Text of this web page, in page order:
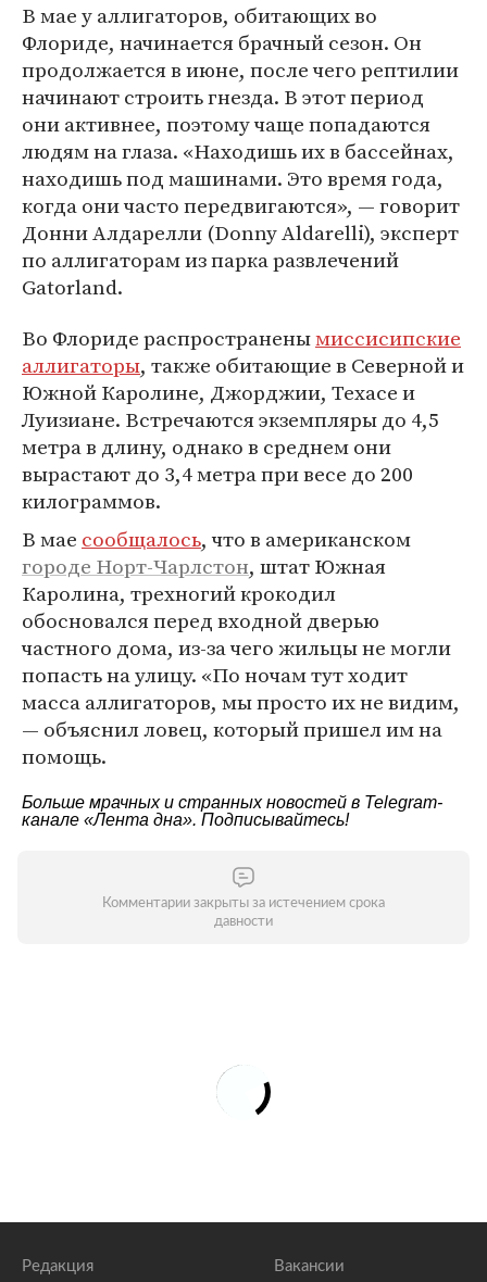
В мае у аллигаторов, обитающих во
Флориде, начинается брачный сезон. Он
продолжается в июне, после чего рептилии
начинают строить гнезда. В этот период
они активнее, поэтому чаще попадаются
людям на глаза. «Находишь их в бассейнах,
находишь под машинами. Это время года,
когда они часто передвигаются», — говорит
Донни Алдарелли (Donny Aldarelli), эксперт
по аллигаторам из парка развлечений
Gatorland.
Во Флориде распространенымиссисипские
аллигаторы, также обитающие в Северной и
Южной Каролине, Джорджии, Техасе и
Луизиане. Встречаются экземпляры до 4,5
метра в длину, однако в среднем они
вырастают до 3,4 метра при весе до 200
килограммов.
В мае сообщалось, что в американском
городе Норт-Чарлстон, штат Южная
Каролина, трехногий крокодил
обосновался перед входной дверью
частного дома, из-за чего жильцы не могли
попасть на улицу. «По ночам тут ходит
масса аллигаторов, мы просто их не видим,
— объяснил ловец, который пришел им на
помощь.
Больше мрачных и странных новостей в Telegram-
канале «Лента дна». Подписывайтесь!
Комментарии закрыты за истечением срока
давности
Редакция Вакансии